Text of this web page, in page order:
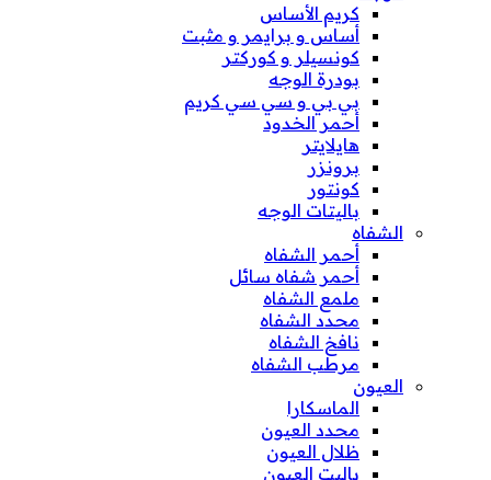
كريم الأساس
أساس و برايمر و مثبت
كونسيلر و كوركتر
بودرة الوجه
بي بي و سي سي كريم
أحمر الخدود
هايلايتر
برونزر
كونتور
باليتات الوجه
الشفاه
أحمر الشفاه
أحمر شفاه سائل
ملمع الشفاه
محدد الشفاه
نافخ الشفاه
مرطب الشفاه
العيون
الماسكارا
محدد العيون
ظلال العيون
باليت العيون